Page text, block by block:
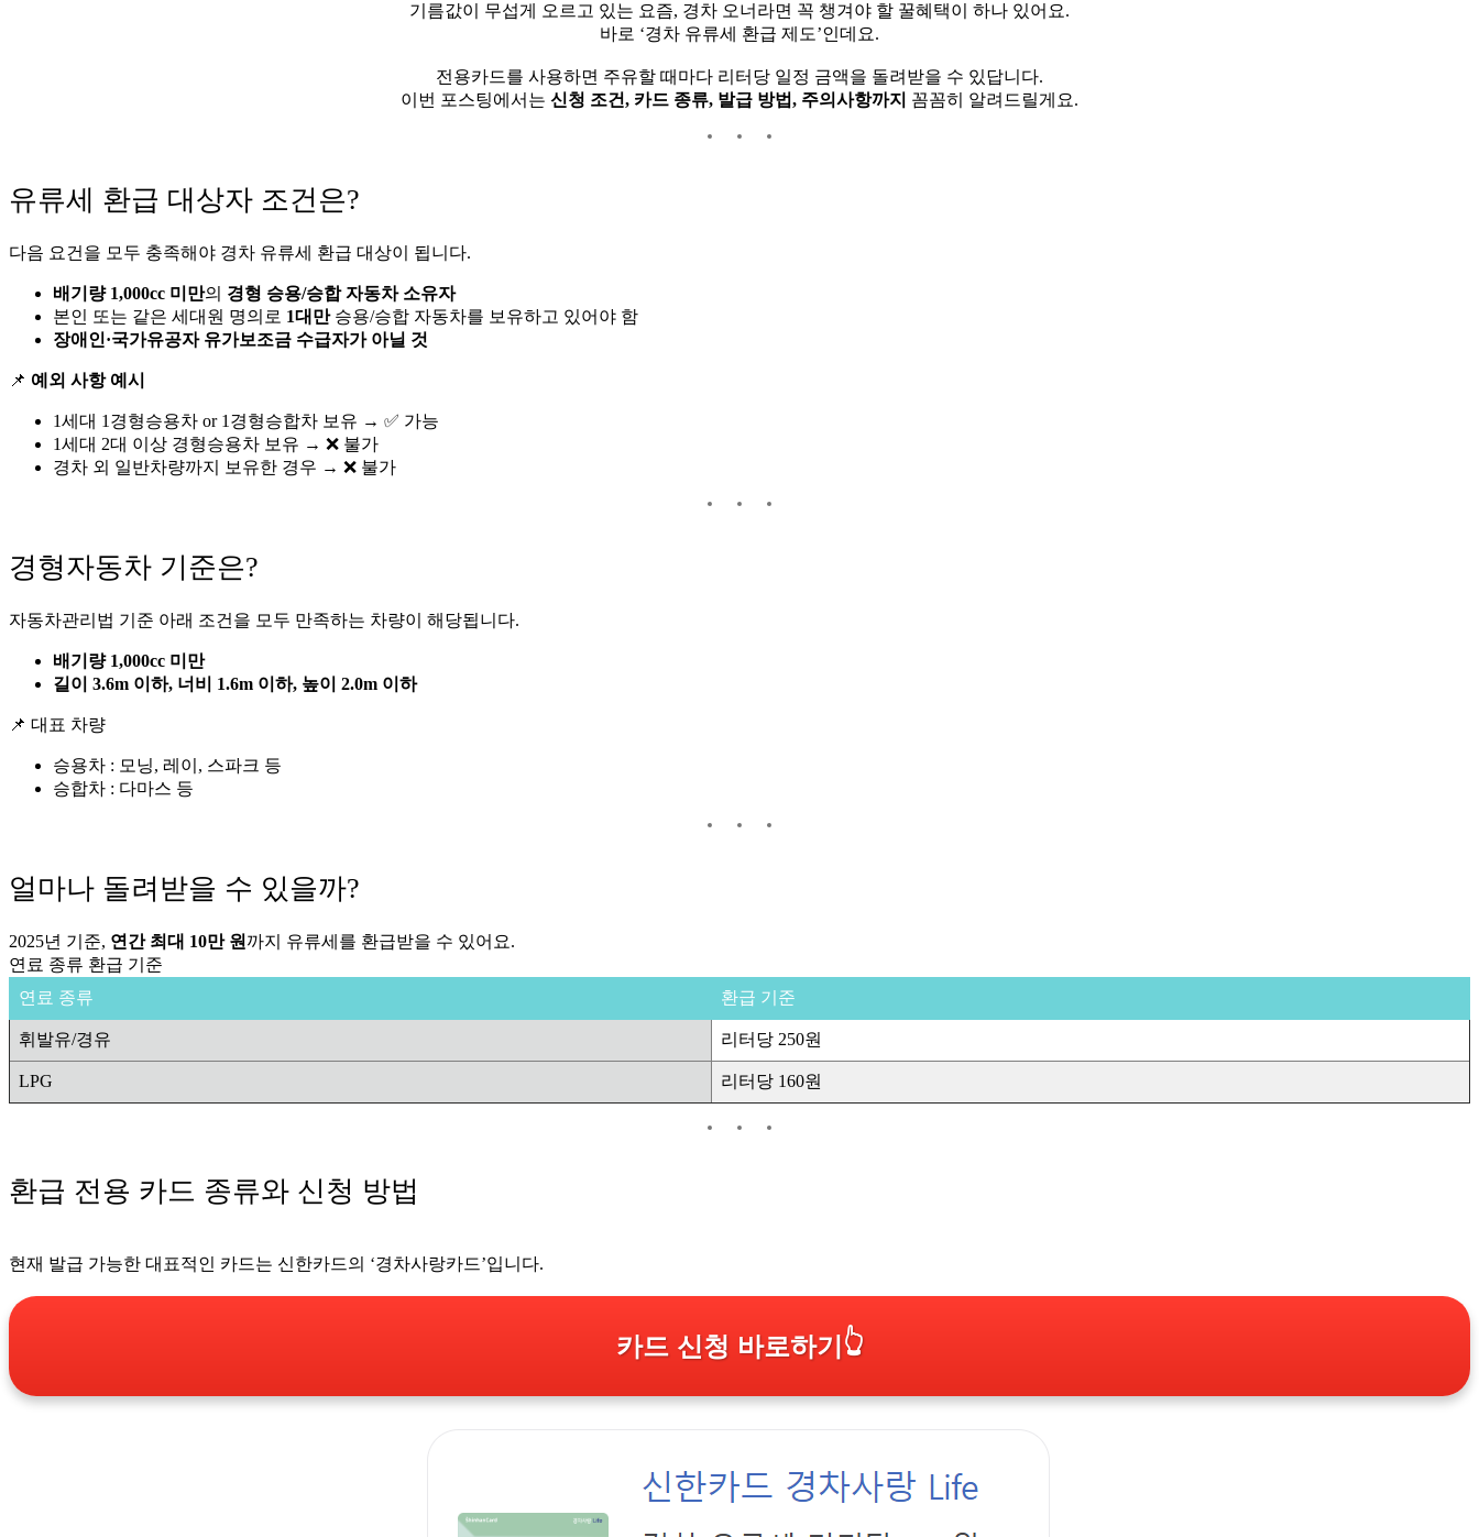
기름값이 무섭게 오르고 있는 요즘, 경차 오너라면 꼭 챙겨야 할 꿀혜택이 하나 있어요.
바로 ‘경차 유류세 환급 제도’인데요.
전용카드를 사용하면 주유할 때마다 리터당 일정 금액을 돌려받을 수 있답니다.
이번 포스팅에서는 신청 조건, 카드 종류, 발급 방법, 주의사항까지 꼼꼼히 알려드릴게요.
유류세 환급 대상자 조건은?
다음 요건을 모두 충족해야 경차 유류세 환급 대상이 됩니다.
배기량 1,000cc 미만의 경형 승용/승합 자동차 소유자
본인 또는 같은 세대원 명의로 1대만승용/승합 자동차를 보유하고 있어야 함
장애인·국가유공자 유가보조금 수급자가 아닐 것
📌 예외 사항 예시
1세대 1경형승용차 or 1경형승합차 보유 → ✅ 가능
1세대 2대 이상 경형승용차 보유 → ❌ 불가
경차 외 일반차량까지 보유한 경우 → ❌ 불가
경형자동차 기준은?
자동차관리법 기준 아래 조건을 모두 만족하는 차량이 해당됩니다.
배기량 1,000cc 미만
길이 3.6m 이하, 너비 1.6m 이하, 높이 2.0m 이하
📌 대표 차량
승용차 : 모닝, 레이, 스파크 등
승합차 : 다마스 등
얼마나 돌려받을 수 있을까?
2025년 기준, 연간 최대 10만 원 까지 유류세를 환급받을 수 있어요.
연료 종류 환급 기준
연료 종류
환급 기준
휘발유/경유 리터당 250원
LPG 리터당 160원
환급 전용 카드 종류와 신청 방법
현재 발급 가능한 대표적인 카드는 신한카드의 ‘경차사랑카드’입니다.
카드 신청 바로하기👆